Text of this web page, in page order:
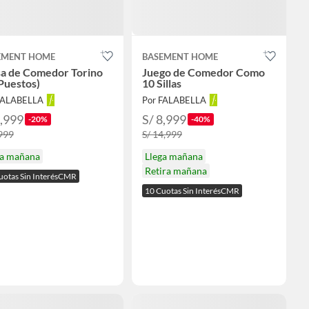
HOME
de Comedor Torino
-20%
mañana
Sin InterésCMR
BASEMENT HOME
Juego de Comedor Como
10 Sillas
Por FALABELLA
S/ 8,999 -40%
S/ 14,999
Llega mañana
Retira mañana
10 Cuotas Sin InterésCMR